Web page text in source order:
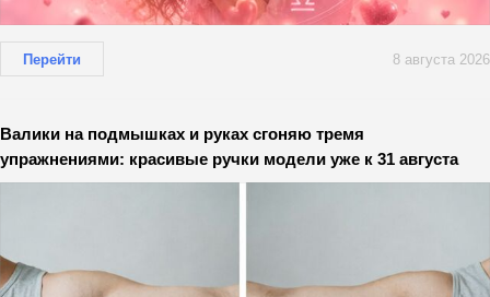
Перейти 8 августа 2026
Валики на подмышках и руках сгоняю тремя
упражнениями: красивые ручки модели уже к 31 августа